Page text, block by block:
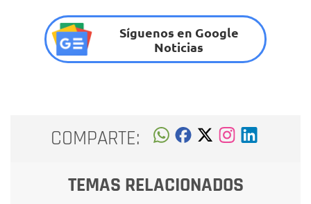
Síguenos en Google
Noticias
COMPARTE:
TEMAS RELACIONADOS